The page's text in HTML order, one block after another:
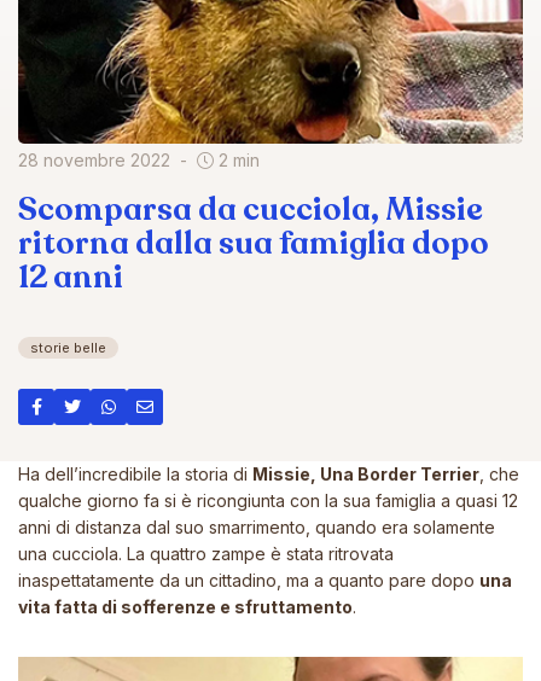
28 novembre 2022 2 min
Scomparsa da cucciola, Missie
ritorna dalla sua famiglia dopo
12 anni
storie belle
Ha dell’incredibile la storia di Missie, Una Border Terrier , che
qualche giorno fa si è ricongiunta con la sua famiglia a quasi 12
anni di distanza dal suo smarrimento, quando era solamente
una cucciola. La quattro zampe è stata ritrovata
inaspettatamente da un cittadino, ma a quanto pare dopo una
vita fatta di sofferenze e sfruttamento.